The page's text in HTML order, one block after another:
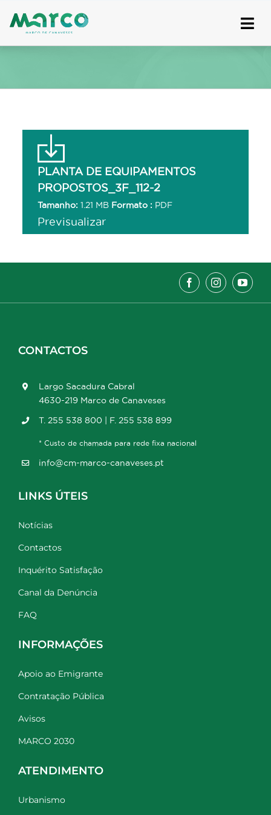
to
PLANTA DE EQUIPAMENTOS
PROPOSTOS_3F_112-2
Tamanho: 1.21 MB Formato : PDF
Previsualizar
CONTACTOS
Largo Sacadura Cabral
4630-219 Marco de Canaveses
T. 255 538 800 | F. 255 538 899
* Custo de chamada para rede fixa nacional
info@cm-marco-canaveses.pt
LINKS ÚTEIS
Notícias
Contactos
Inquérito Satisfação
Canal da Denúncia
FAQ
INFORMAÇÕES
Apoio ao Emigrante
Contratação Pública
Avisos
MARCO 2030
ATENDIMENTO
Urbanismo